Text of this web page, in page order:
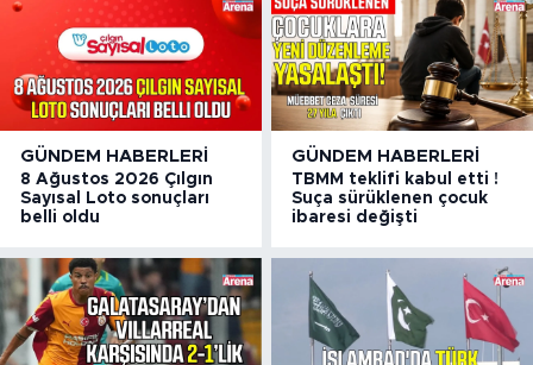
GÜNDEM HABERLERI
8 Ağustos 2026 Çılgın
Sayısal Loto sonuçları
belli oldu
GÜNDEM HABERLERI
TBMM teklifi kabul etti !
Suça sürüklenen çocuk
ibaresi değişti